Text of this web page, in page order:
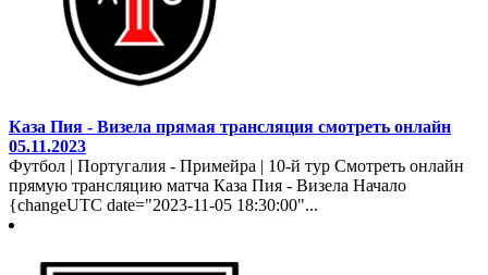
Каза Пия - Визела прямая трансляция смотреть онлайн
05.11.2023
Футбол | Португалия - Примейра | 10-й тур Смотреть онлайн
прямую трансляцию матча Каза Пия - Визела Начало
{changeUTC date="2023-11-05 18:30:00"...